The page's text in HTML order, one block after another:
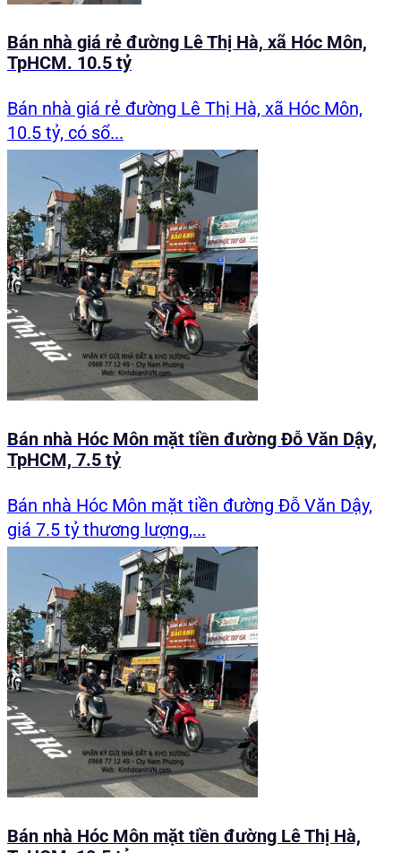
Bán nhà giá rẻ đường Lê Thị Hà, xã Hóc Môn,
TpHCM. 10.5 tỷ
Bán nhà giá rẻ đường Lê Thị Hà, xã Hóc Môn,
10.5 tỷ, có sổ...
Bán nhà Hóc Môn mặt tiền đường Đỗ Văn Dậy,
TpHCM, 7.5 tỷ
Bán nhà Hóc Môn mặt tiền đường Đỗ Văn Dậy,
giá 7.5 tỷ thương lượng,...
Bán nhà Hóc Môn mặt tiền đường Lê Thị Hà,